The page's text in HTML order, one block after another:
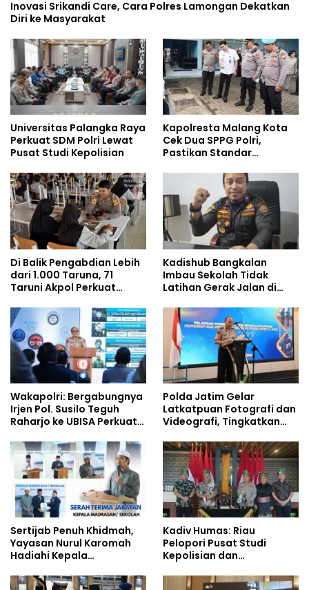
Inovasi Srikandi Care, Cara Polres Lamongan Dekatkan
Diri ke Masyarakat
Universitas Palangka Raya
Perkuat SDM Polri Lewat
Pusat Studi Kepolisian
Kapolresta Malang Kota
Cek Dua SPPG Polri,
Pastikan Standar
Pengelolaan Limbah
Berjalan Optimal
Di Balik Pengabdian Lebih
dari 1.000 Taruna, 71
Taruni Akpol Perkuat
Siswa Sekolah Rakyat
Kadishub Bangkalan
Imbau Sekolah Tidak
Latihan Gerak Jalan di
Wakapolri: Bergabungnya
Irjen Pol. Susilo Teguh
Raharjo ke UBISA Perkuat
Studi Kepolisian
Polda Jatim Gelar
Latkatpuan Fotografi dan
Videografi, Tingkatkan
Era Digital
Sertijab Penuh Khidmah,
Yayasan Nurul Karomah
Hadiahi Kepala
Umrah
Kadiv Humas: Riau
Pelopori Pusat Studi
Kepolisian dan
Policing Masuki Babak